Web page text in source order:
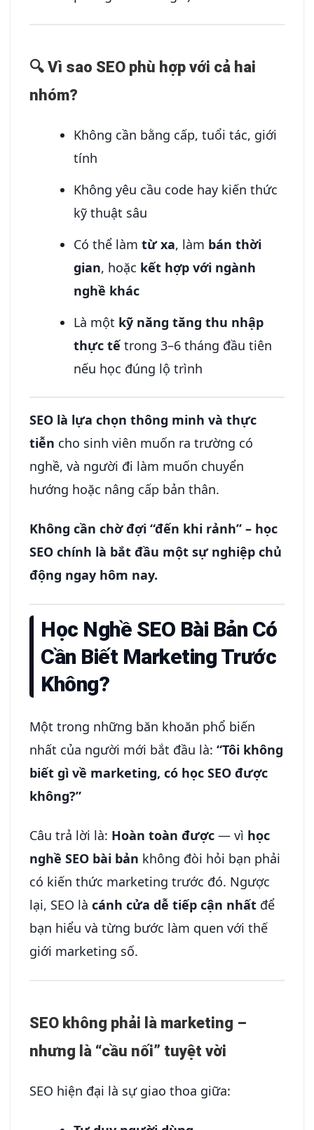
🔍 Vì sao SEO phù hợp với cả hai
nhóm?
Không cần bằng cấp, tuổi tác, giới
tính
Không yêu cầu code hay kiến thức
kỹ thuật sâu
Có thể làmtừ xa, làm bán thời
gian, hoặc kết hợp với ngành
nghề khác
Là một kỹ năng tăng thu nhập
thực tế trong 3–6 tháng đầu tiên
nếu học đúng lộ trình
SEO là lựa chọn thông minh và thực
tiễn cho sinh viên muốn ra trường có
nghề, và người đi làm muốn chuyển
hướng hoặc nâng cấp bản thân.
Không cần chờ đợi “đến khi rảnh” – học
SEO chính là bắt đầu một sự nghiệp chủ
động ngay hôm nay.
Học Nghề SEO Bài Bản Có
Cần Biết Marketing Trước
Không?
Một trong những băn khoăn phổ biến
nhất của người mới bắt đầu là: “Tôi không
biết gì về marketing, có học SEO được
không?”
Câu trả lời là: Hoàn toàn được — vì học
nghề SEO bài bản không đòi hỏi bạn phải
có kiến thức marketing trước đó. Ngược
lại, SEO là cánh cửa dễ tiếp cận nhất để
bạn hiểu và từng bước làm quen với thế
giới marketing số.
SEO không phải là marketing –
nhưng là “cầu nối” tuyệt vời
SEO hiện đại là sự giao thoa giữa: